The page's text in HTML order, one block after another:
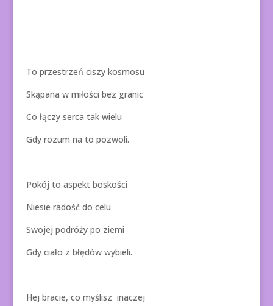
To przestrzeń ciszy kosmosu
Skąpana w miłości bez granic
Co łączy serca tak wielu
Gdy rozum na to pozwoli.
Pokój to aspekt boskości
Niesie radość do celu
Swojej podróży po ziemi
Gdy ciało z błędów wybieli.
Hej bracie, co myślisz inaczej